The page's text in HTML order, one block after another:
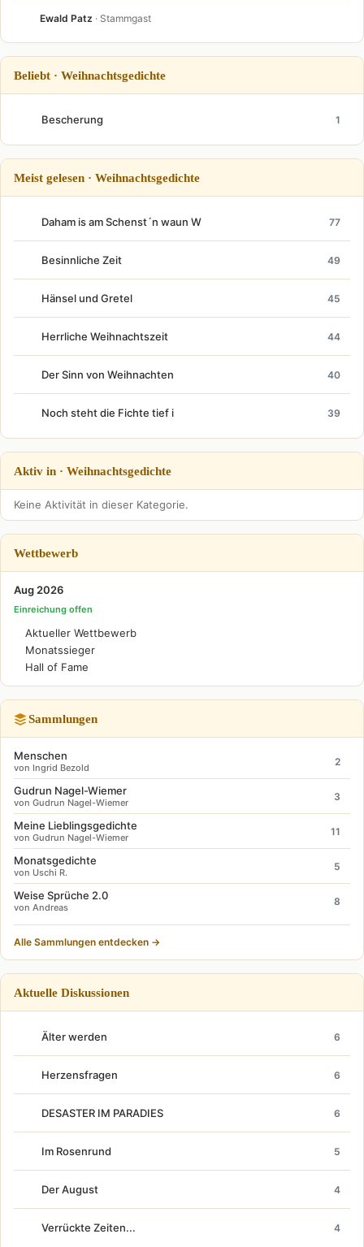
Ewald Patz · Stammgast
Beliebt · Weihnachtsgedichte
Bescherung 1
Meist gelesen · Weihnachtsgedichte
Daham is am Schenst´n waun W 77
Besinnliche Zeit 49
Hänsel und Gretel 45
Herrliche Weihnachtszeit 44
Der Sinn von Weihnachten 40
Noch steht die Fichte tief i 39
Aktiv in · Weihnachtsgedichte
Keine Aktivität in dieser Kategorie.
Wettbewerb
Aug 2026
Einreichung offen
Aktueller Wettbewerb
Monatssieger
Hall of Fame
Sammlungen
Menschen
von Ingrid Bezold
2
Gudrun Nagel-Wiemer
von Gudrun Nagel-Wiemer
3
Meine Lieblingsgedichte
von Gudrun Nagel-Wiemer
11
Monatsgedichte
von Uschi R.
5
Weise Sprüche 2.0
von Andreas
8
Alle Sammlungen entdecken →
Aktuelle Diskussionen
Älter werden 6
Herzensfragen 6
DESASTER IM PARADIES 6
Im Rosenrund 5
Der August 4
Verrückte Zeiten... 4